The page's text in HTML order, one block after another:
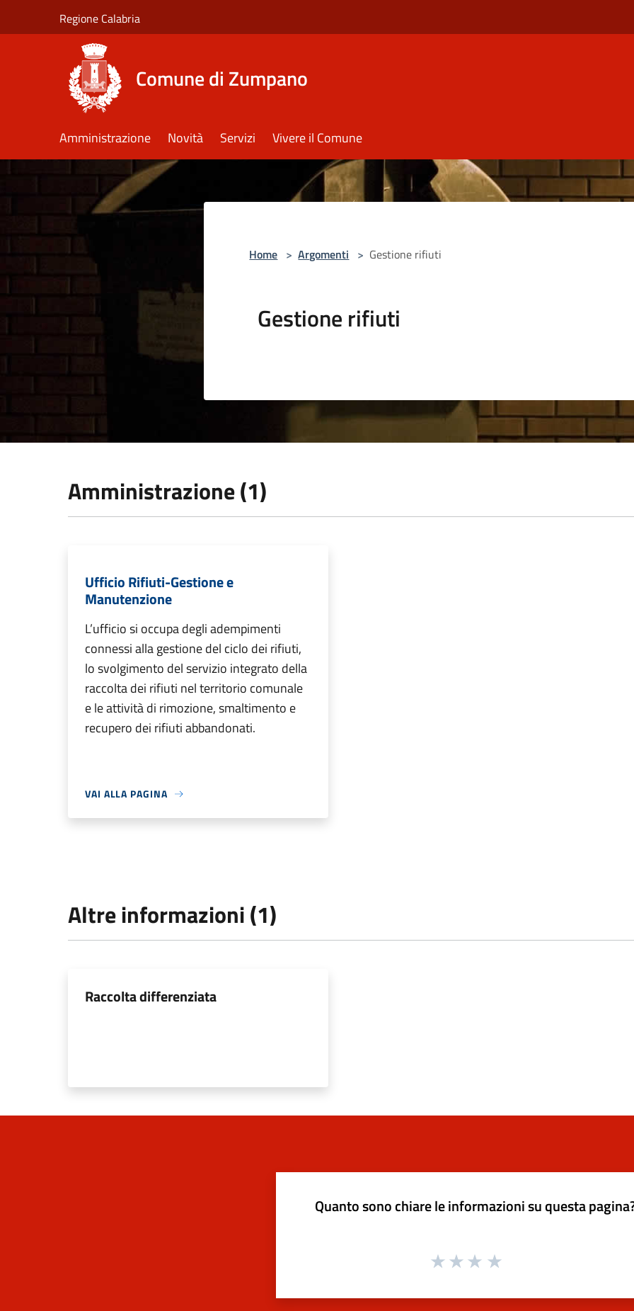
Regione Calabria
Comune di Zumpano
Amministrazione Novità Servizi Vivere il Comune
Home > Argomenti > Gestione rifiuti
Gestione rifiuti
Amministrazione (1)
Ufficio Rifiuti-Gestione e
Manutenzione
L’ufficio si occupa degli adempimenti
connessi alla gestione del ciclo dei rifiuti,
lo svolgimento del servizio integrato della
raccolta dei rifiuti nel territorio comunale
e le attività di rimozione, smaltimento e
recupero dei rifiuti abbandonati.
VAI ALLA PAGINA
Altre informazioni (1)
Raccolta differenziata
Quanto sono chiare le informazioni su questa